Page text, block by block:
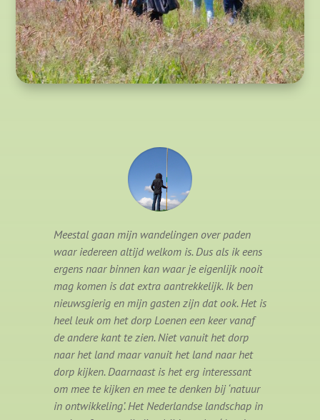
Meestal gaan mijn wandelingen over paden
waar iedereen altijd welkom is. Dus als ik eens
ergens naar binnen kan waar je eigenlijk nooit
mag komen is dat extra aantrekkelijk. Ik ben
nieuwsgierig en mijn gasten zijn dat ook. Het is
heel leuk om het dorp Loenen een keer vanaf
de andere kant te zien. Niet vanuit het dorp
naar het land maar vanuit het land naar het
dorp kijken. Daarnaast is het erg interessant
om mee te kijken en mee te denken bij ‘natuur
in ontwikkeling’. Het Nederlandse landschap in